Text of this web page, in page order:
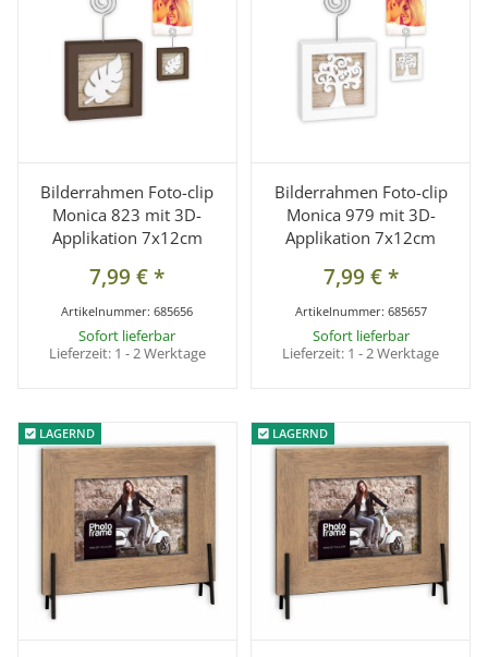
Bilderrahmen Foto-clip
Monica 823 mit 3D-
Applikation 7x12cm
7,99 €*
Artikelnummer:685656
Sofort lieferbar
Lieferzeit: 1 - 2 Werktage
Bilderrahmen Foto-clip
Monica 979 mit 3D-
Applikation 7x12cm
7,99 €*
Artikelnummer: 685657
Sofort lieferbar
Lieferzeit: 1 - 2 Werktage
LAGERND
LAGERND LAGERND
LAGERND